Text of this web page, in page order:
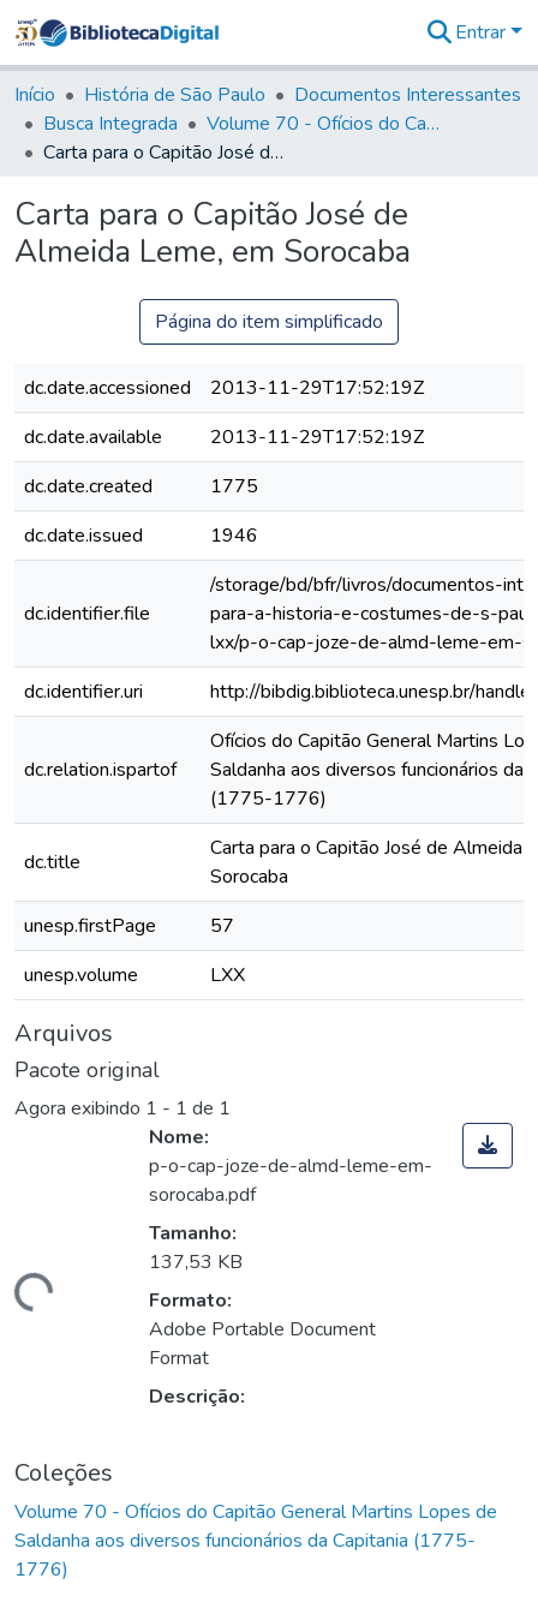
&
Coleções
Tudo na
Biblioteca
Estatísticas
Entrar
Início História de São Paulo
Documentos Interessantes
Busca Integrada
Volume 70 - Ofícios do Capitão General Martins Lopes de Saldanha aos diversos funcionários da Capitania (1775-1776)
Carta para o Capitão José de Almeida Leme, em Sorocaba
Carta para o Capitão José de
Almeida Leme, em Sorocaba
Página do item simplificado
dc.date.accessioned
2013-11-29T17:52:19Z
dc.date.available
2013-11-29T17:52:19Z
dc.date.created
1775
dc.date.issued
1946
dc.identifier.file
/storage/bd/bfr/livros/documentos-
para-a-historia-e-costumes-de-s-
lxx/p-o-cap-joze-de-almd-leme-em-
dc.identifier.uri
http://bibdig.biblioteca.unesp.br/
dc.relation.ispartof
Ofícios do Capitão General Martins
Saldanha aos diversos funcionários da
(1775-1776)
dc.title
Carta para o Capitão José de Almeida
Sorocaba
unesp.firstPage
57
unesp.volume
LXX
Arquivos
Pacote original
Agora exibindo 1 - 1 de 1
Nome:
p-o-cap-joze-de-almd-leme-em-
sorocaba.pdf
Tamanho:
137,53 KB
Formato:
Adobe Portable Document
Format
Descrição:
Coleções
Volume 70 - Ofícios do Capitão General Martins Lopes de
Saldanha aos diversos funcionários da Capitania (1775-
1776)